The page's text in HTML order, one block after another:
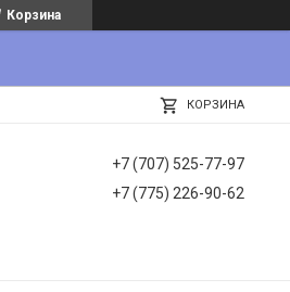
Корзина
КОРЗИНА
+7 (707) 525-77-97
+7 (775) 226-90-62